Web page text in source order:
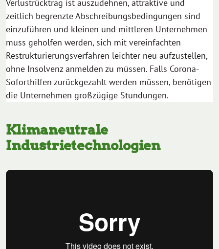
Verlustrücktrag ist auszudehnen, attraktive und
zeitlich begrenzte Abschreibungsbedingungen sind
einzuführen und kleinen und mittleren Unternehmen
muss geholfen werden, sich mit vereinfachten
Restrukturierungsverfahren leichter neu aufzustellen,
ohne Insolvenz anmelden zu müssen. Falls Corona-
Soforthilfen zurückgezahlt werden müssen, benötigen
die Unternehmen großzügige Stundungen.
Klimaneutrale
Industrietechnologien